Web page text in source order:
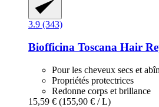
3.9 (343)
Biofficina Toscana Hair
Pour les cheveux secs et
Propriétés protectrices
Redonne corps et brillance
15,59 € (155,90 € / L)